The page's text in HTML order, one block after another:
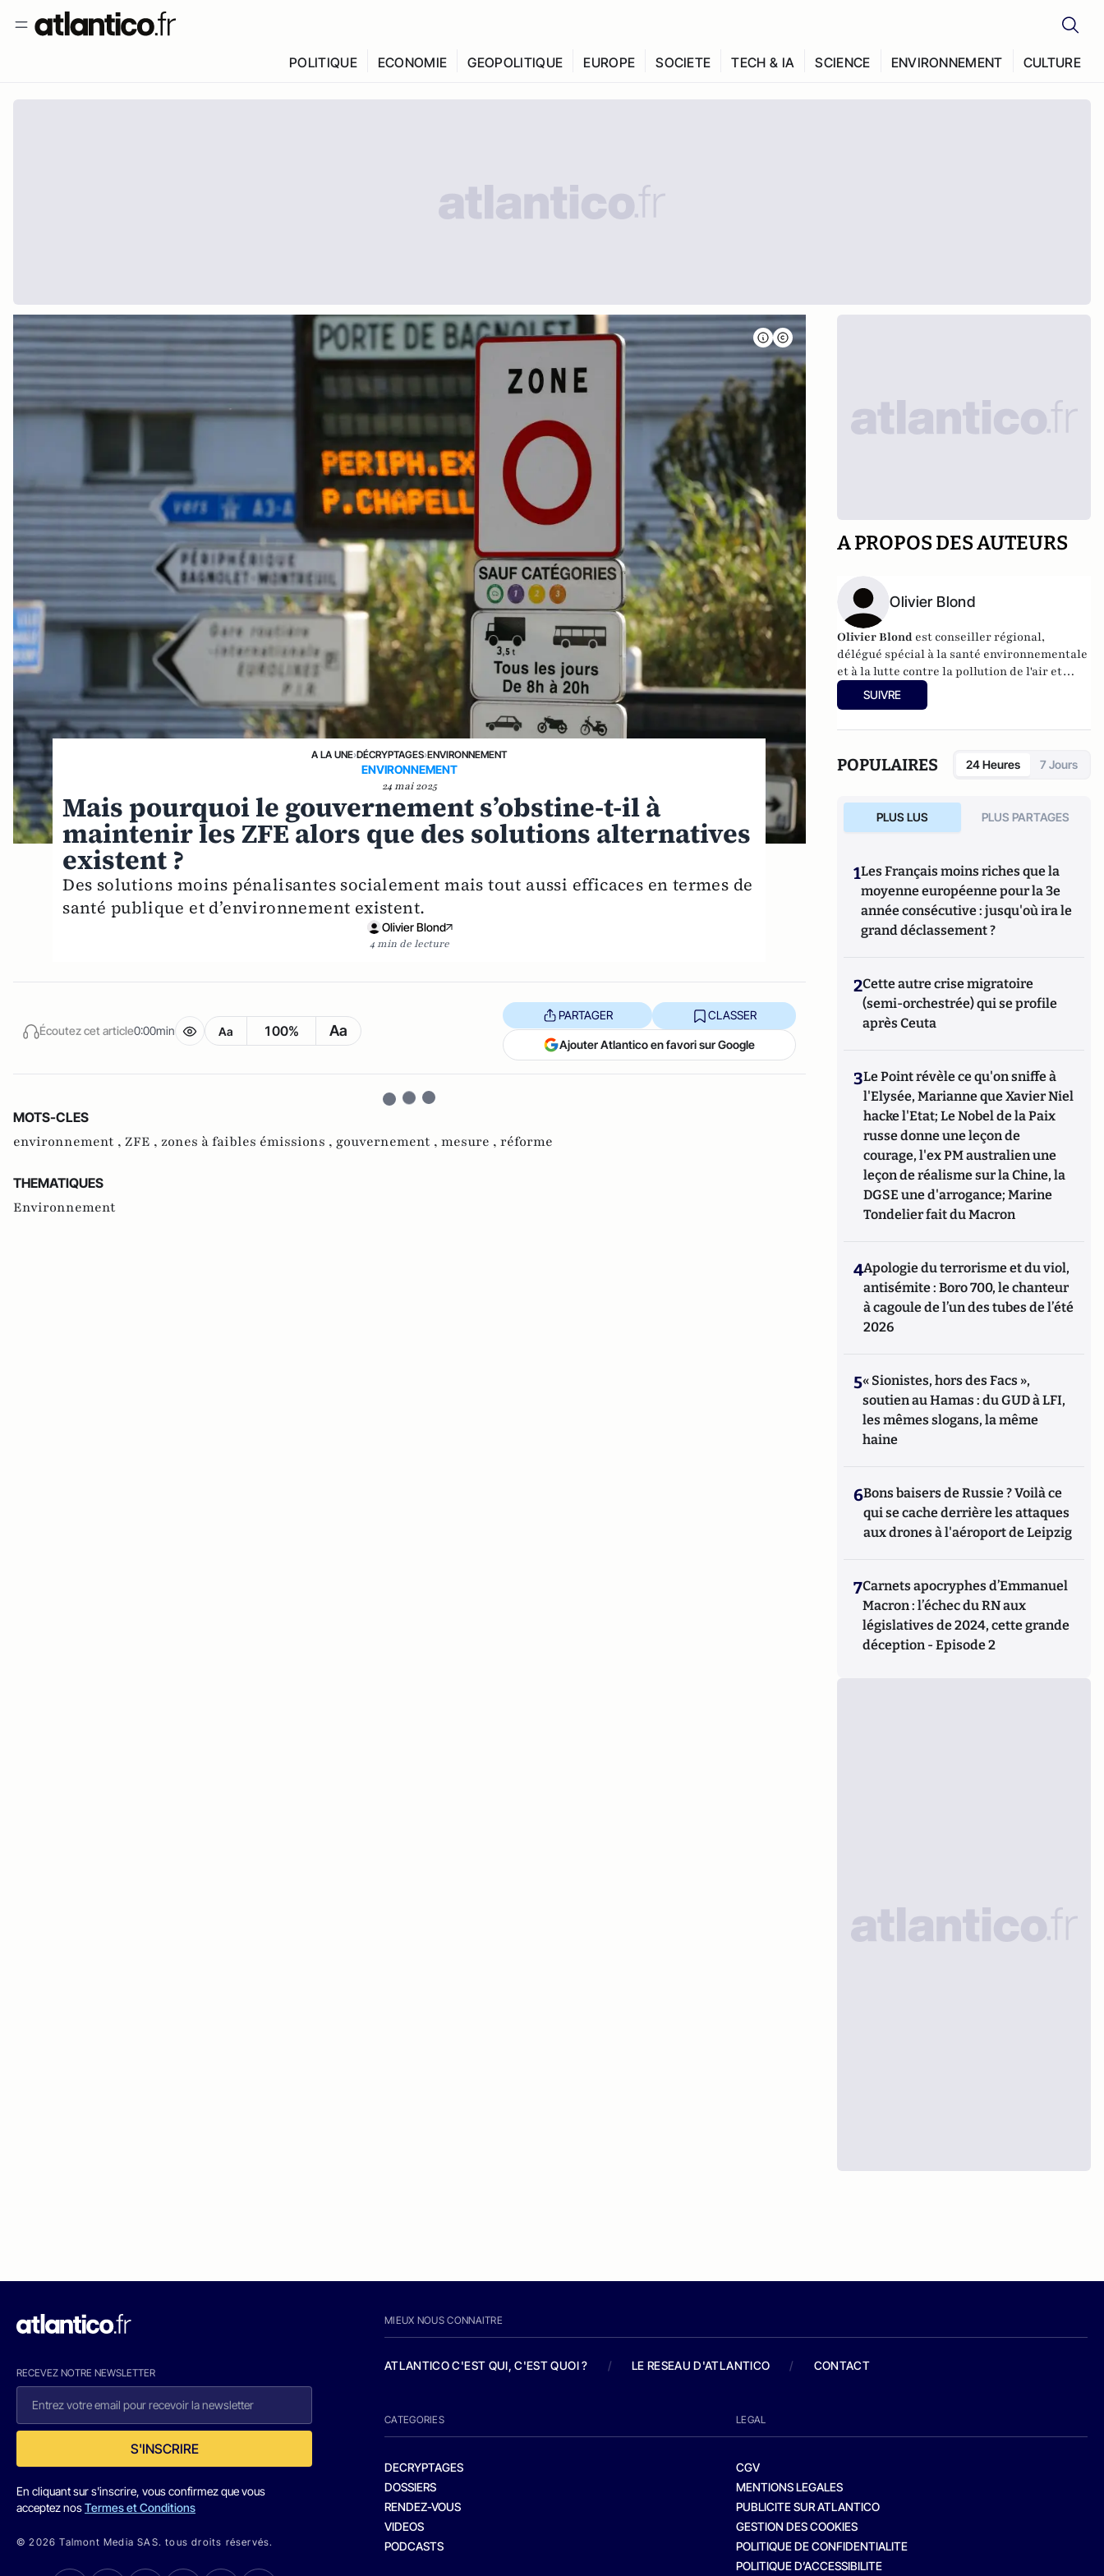
POLITIQUE ECONOMIE GEOPOLITIQUE EUROPE SOCIETE TECH & IA SCIENCE ENVIRONNEMENT CULTURE
A LA UNE›DÉCRYPTAGES›ENVIRONNEMENT
ENVIRONNEMENT
24 mai 2025
Mais pourquoi le gouvernement s’obstine-t-il à
maintenir les ZFE alors que des solutions alternatives
existent ?
Des solutions moins pénalisantes socialement mais tout aussi efficaces en termes de
santé publique et d’environnement existent.
Olivier Blond
4 min de lecture
Écoutez cet article0:00min Aa 100% Aa
PARTAGER CLASSER
Ajouter Atlantico en favori sur Google
MOTS-CLES
environnement , ZFE , zones à faibles émissions , gouvernement , mesure , réforme
THEMATIQUES
Environnement
A PROPOS DES AUTEURS
Olivier Blond
Olivier Blond est conseiller régional,
délégué spécial à la santé environnementale
et à la lutte contre la pollution de l'air et
Président de Bruitparif.
SUIVRE
POPULAIRES 24 Heures 7 Jours
PLUS LUS PLUS PARTAGES
1Les Français moins riches que la
moyenne européenne pour la 3e
année consécutive : jusqu'où ira le
grand déclassement ?
2Cette autre crise migratoire
(semi-orchestrée) qui se profile
après Ceuta
3Le Point révèle ce qu'on sniffe à
l'Elysée, Marianne que Xavier Niel
hacke l'Etat; Le Nobel de la Paix
russe donne une leçon de
courage, l'ex PM australien une
leçon de réalisme sur la Chine, la
DGSE une d'arrogance; Marine
Tondelier fait du Macron
4Apologie du terrorisme et du viol,
antisémite : Boro 700, le chanteur
à cagoule de l’un des tubes de l’été
2026
5« Sionistes, hors des Facs »,
soutien au Hamas : du GUD à LFI,
les mêmes slogans, la même
haine
6Bons baisers de Russie ? Voilà ce
qui se cache derrière les attaques
aux drones à l'aéroport de Leipzig
7Carnets apocryphes d’Emmanuel
Macron : l’échec du RN aux
législatives de 2024, cette grande
déception - Episode 2
RECEVEZ NOTRE NEWSLETTER
S'INSCRIRE
En cliquant sur s'inscrire, vous confirmez que vous
acceptez nosTermes et Conditions
© 2026 Talmont Media SAS. tous droits réservés.
MIEUX NOUS CONNAITRE
ATLANTICO C'EST QUI, C'EST QUOI ? / LE RESEAU D'ATLANTICO / CONTACT
CATEGORIES
DECRYPTAGES
DOSSIERS
RENDEZ-VOUS
VIDEOS
PODCASTS
LEGAL
CGV
MENTIONS LEGALES
PUBLICITE SUR ATLANTICO
GESTION DES COOKIES
POLITIQUE DE CONFIDENTIALITE
POLITIQUE D’ACCESSIBILITE